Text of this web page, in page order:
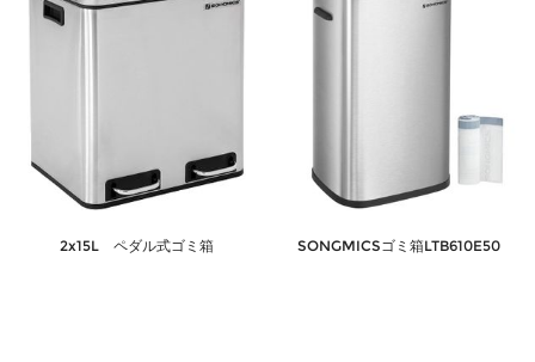
2x15L ペダル式ゴミ箱 SONGMICSゴミ箱LTB610E50